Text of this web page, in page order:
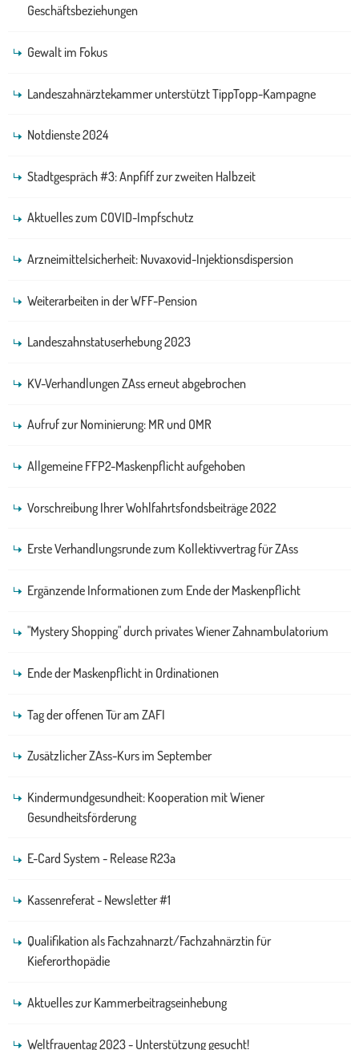
Geschäftsbeziehungen
Gewalt im Fokus
Landeszahnärztekammer unterstützt TippTopp-Kampagne
Notdienste 2024
Stadtgespräch #3: Anpfiff zur zweiten Halbzeit
Aktuelles zum COVID-Impfschutz
Arzneimittelsicherheit: Nuvaxovid-Injektionsdispersion
Weiterarbeiten in der WFF-Pension
Landeszahnstatuserhebung 2023
KV-Verhandlungen ZAss erneut abgebrochen
Aufruf zur Nominierung: MR und OMR
Allgemeine FFP2-Maskenpflicht aufgehoben
Vorschreibung Ihrer Wohlfahrtsfondsbeiträge 2022
Erste Verhandlungsrunde zum Kollektivvertrag für ZAss
Ergänzende Informationen zum Ende der Maskenpflicht
"Mystery Shopping" durch privates Wiener Zahnambulatorium
Ende der Maskenpflicht in Ordinationen
Tag der offenen Tür am ZAFI
Zusätzlicher ZAss-Kurs im September
Kindermundgesundheit: Kooperation mit Wiener
Gesundheitsförderung
E-Card System - Release R23a
Kassenreferat - Newsletter #1
Qualifikation als Fachzahnarzt/Fachzahnärztin für
Kieferorthopädie
Aktuelles zur Kammerbeitragseinhebung
Weltfrauentag 2023 - Unterstützung gesucht!